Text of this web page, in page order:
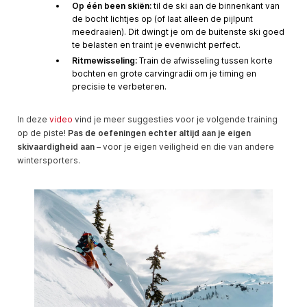
Op één been skiën: til de ski aan de binnenkant van
de bocht lichtjes op (of laat alleen de pijlpunt
meedraaien). Dit dwingt je om de buitenste ski goed
te belasten en traint je evenwicht perfect.
Ritmewisseling: Train de afwisseling tussen korte
bochten en grote carvingradii om je timing en
precisie te verbeteren.
In deze video vind je meer suggesties voor je volgende training
op de piste! Pas de oefeningen echter altijd aan je eigen
skivaardigheid aan – voor je eigen veiligheid en die van andere
wintersporters.